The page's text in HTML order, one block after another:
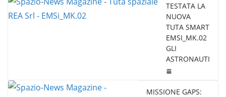
TESTATA LA
NUOVA
TUTA SMART
EMSI_MK.02
GLI
ASTRONAUTI
MISSIONE GAPS: